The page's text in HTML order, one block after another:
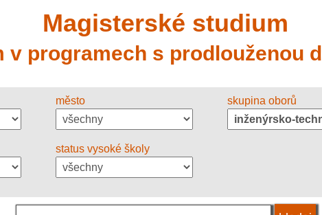
Magisterské studium
v programech s prodlouženou
město skupina oborů
status vysoké školy